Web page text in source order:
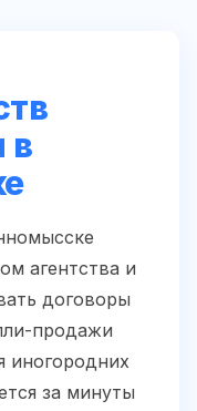
в
агентства и
договоры
продажи
иногородних
за минуты